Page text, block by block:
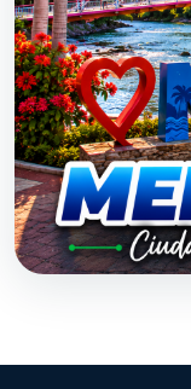
Melgar